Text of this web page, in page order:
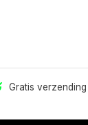
Gratis